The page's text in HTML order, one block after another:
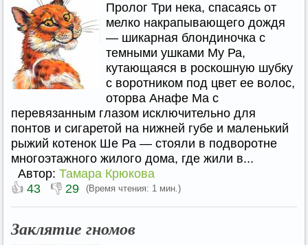
Пролог Три нека, спасаясь от
мелко накрапывающего дождя
— шикарная блондиночка с
темными ушками Му Ра,
кутающаяся в роскошную шубку
с воротником под цвет ее волос,
оторва Анафе Ма с
перевязанным глазом исключительно для
понтов и сигаретой на нижней губе и маленький
рыжий котенок Ше Ра — стояли в подворотне
многоэтажного жилого дома, где жили в...
Автор: Тамара Крюкова
👍 43 👎 29 (Время чтения: 1 мин.)
Заклятие гномов